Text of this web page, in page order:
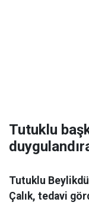
Tutuklu
Tutuklu
Çalık, tedavi